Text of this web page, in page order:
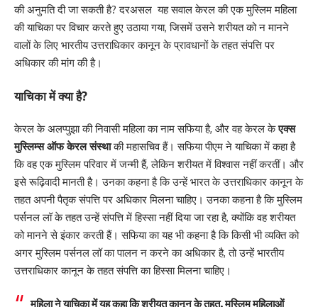
की अनुमति दी जा सकती है? दरअसल यह सवाल केरल की एक मुस्लिम महिला
की याचिका पर विचार करते हुए उठाया गया, जिसमें उसने शरीयत को न मानने
वालों के लिए भारतीय उत्तराधिकार कानून के प्रावधानों के तहत संपत्ति पर
अधिकार की मांग की है।
याचिका में क्या है?
केरल के अलप्पुझा की निवासी महिला का नाम सफिया है, और वह केरल केएक्स
मुस्लिम्स ऑफ केरल संस्थाकी महासचिव हैं। सफिया पीएम ने याचिका में कहा है
कि वह एक मुस्लिम परिवार में जन्मी हैं, लेकिन शरीयत में विश्वास नहीं करतीं। और
इसे रूढ़िवादी मानती है। उनका कहना है कि उन्हें भारत के उत्तराधिकार कानून के
तहत अपनी पैतृक संपत्ति पर अधिकार मिलना चाहिए। उनका कहना है कि मुस्लिम
पर्सनल लॉ के तहत उन्हें संपत्ति में हिस्सा नहीं दिया जा रहा है, क्योंकि वह शरीयत
को मानने से इंकार करती हैं। सफिया का यह भी कहना है कि किसी भी व्यक्ति को
अगर मुस्लिम पर्सनल लॉ का पालन न करने का अधिकार है, तो उन्हें भारतीय
उत्तराधिकार कानून के तहत संपत्ति का हिस्सा मिलना चाहिए।
महिला ने याचिका में यह कहा कि शरीयत कानून के तहत, मुस्लिम महिलाओं